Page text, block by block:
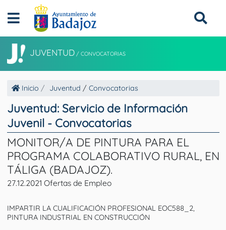
JUVENTUD / CONVOCATORIAS
Inicio Juventud / Convocatorias
Juventud: Servicio de Información
Juvenil - Convocatorias
MONITOR/A DE PINTURA PARA EL
PROGRAMA COLABORATIVO RURAL, EN
TÁLIGA (BADAJOZ).
27.12.2021 Ofertas de Empleo
IMPARTIR LA CUALIFICACIÓN PROFESIONAL EOC588_2,
PINTURA INDUSTRIAL EN CONSTRUCCIÓN